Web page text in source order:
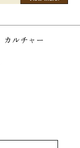
カルチャー